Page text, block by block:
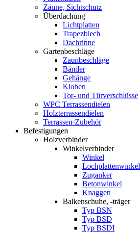
Zäune, Sichtschutz
Überdachung
Lichtplatten
Trapezblech
Dachrinne
Gartenbeschläge
Zaunbeschläge
Bänder
Gehänge
Kloben
Tor- und Türverschlüsse
WPC Terrassendielen
Holzterrassendielen
Terrassen-Zubehör
Befestigungen
Holzverbinder
Winkelverbinder
Winkel
Lochplattenwinkel
Zuganker
Betonwinkel
Knaggen
Balkenschuhe, -träger
Typ BSN
Typ BSD
Typ BSDI